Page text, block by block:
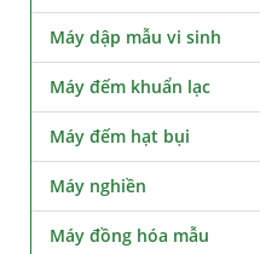
Máy dập mẫu vi sinh
Máy đếm khuẩn lạc
Máy đếm hạt bụi
Máy nghiền
Máy đồng hóa mẫu